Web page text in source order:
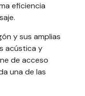
eficiencia
y sus amplias
acústica y
de acceso
una de las